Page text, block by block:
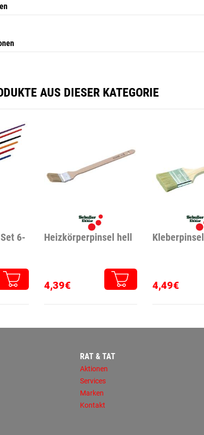
AUS DIESER KATEGORIE
6-
Heizkörperpinsel hell
4,39€
Kleberpinsel
4,49€
RAT & TAT
Aktionen
Services
Marken
Kontakt